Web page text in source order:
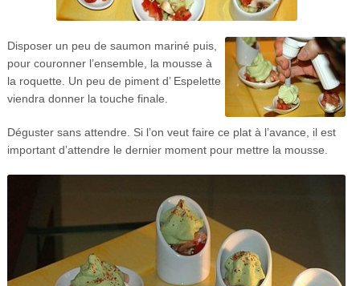
Disposer un peu de saumon mariné puis,
pour couronner l’ensemble, la mousse à
la roquette. Un peu de piment d’ Espelette
viendra donner la touche finale.
Déguster sans attendre. Si l’on veut faire ce plat à l’avance, il est
important d’attendre le dernier moment pour mettre la mousse.